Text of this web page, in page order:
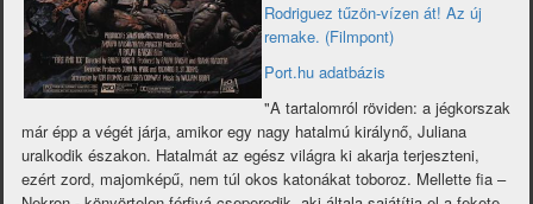
Rodriguez tűzön-vízen át! Az új
remake. (Filmpont)
Port.hu adatbázis
"A tartalomról röviden: a jégkorszak
már épp a végét járja, amikor egy nagy hatalmú királynő, Juliana
uralkodik északon. Hatalmát az egész világra ki akarja terjeszteni,
ezért zord, majomképű, nem túl okos katonákat toboroz. Mellette fia –